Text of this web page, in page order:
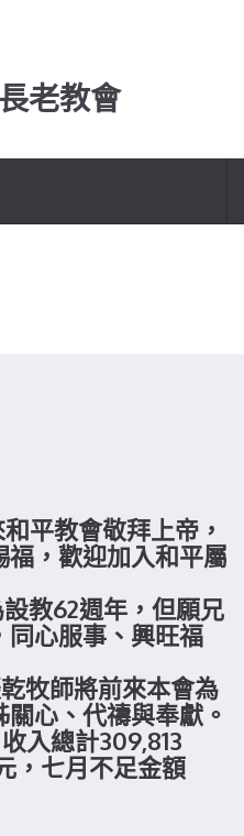
老教會
平教會敬拜上帝，
，歡迎加入和平屬
教62週年，但願兄
同心服事、興旺福
牧師將前來本會為
心、代禱與奉獻。
入總計309,813
，七月不足金額